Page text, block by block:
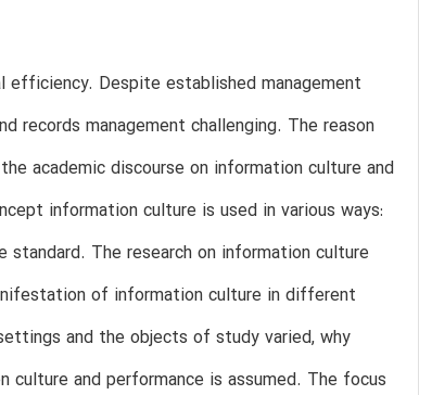
efficiency. Despite established management
records management challenging. The reason
academic discourse on information culture and
information culture is used in various ways:
The research on information culture
of information culture in different
and the objects of study varied, why
and performance is assumed. The focus